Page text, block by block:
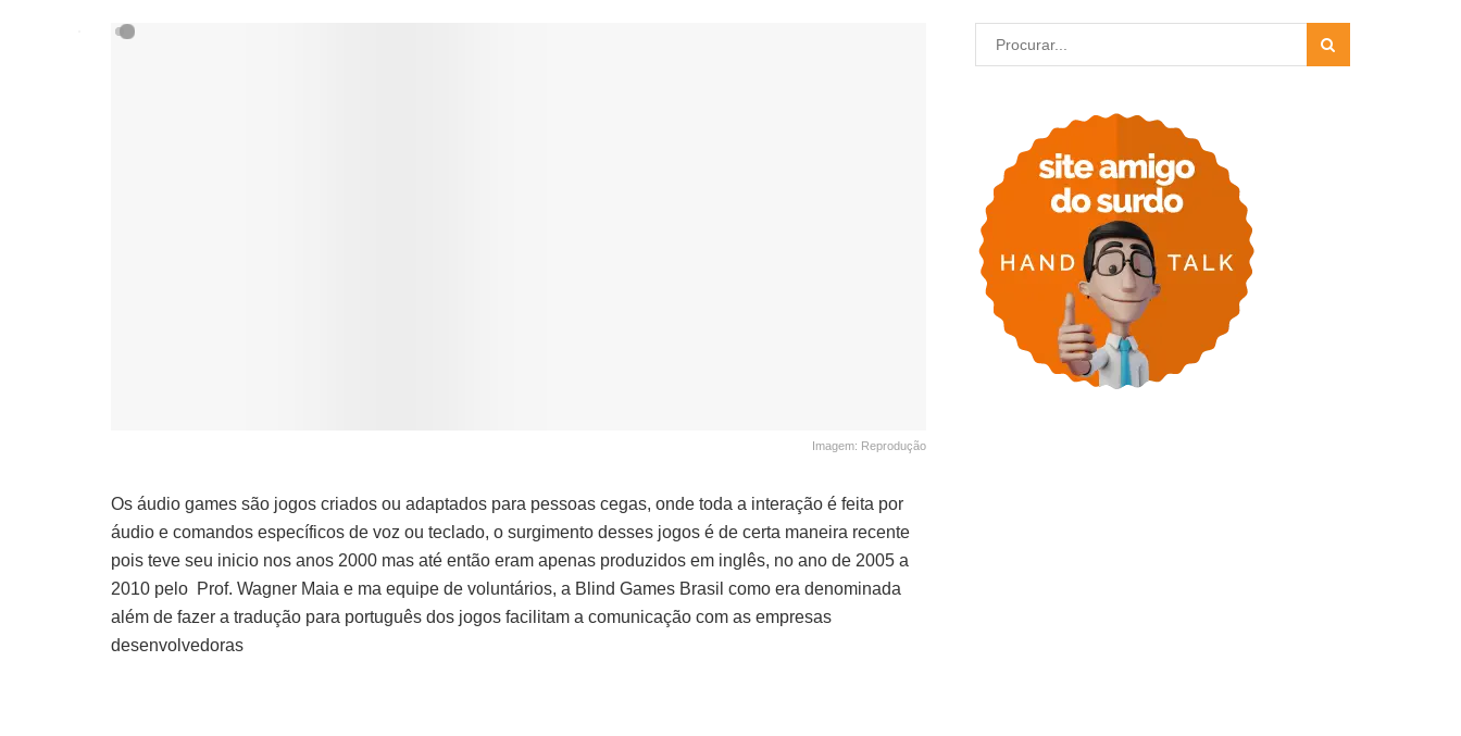
Imagem: Reprodução
Os áudio games são jogos criados ou adaptados para pessoas cegas, onde toda a interação é feita por
áudio e comandos específicos de voz ou teclado, o surgimento desses jogos é de certa maneira recente
pois teve seu inicio nos anos 2000 mas até então eram apenas produzidos em inglês, no ano de 2005 a
2010 pelo Prof. Wagner Maia e ma equipe de voluntários, a Blind Games Brasil como era denominada
além de fazer a tradução para português dos jogos facilitam a comunicação com as empresas
desenvolvedoras